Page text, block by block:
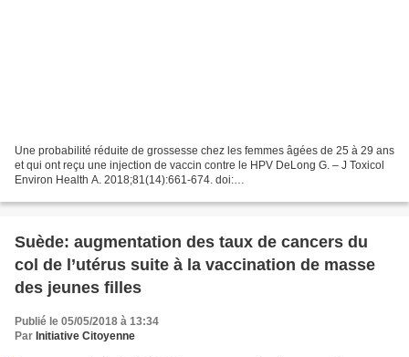
Une probabilité réduite de grossesse chez les femmes âgées de 25 à 29 ans
et qui ont reçu une injection de vaccin contre le HPV DeLong G. – J Toxicol
Environ Health A. 2018;81(14):661-674. doi:
Suède: augmentation des taux de cancers du
col de l’utérus suite à la vaccination de masse
des jeunes filles
Publié le 05/05/2018 à 13:34
Par Initiative Citoyenne